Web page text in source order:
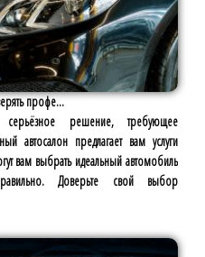
профе...
решение, требующее
автосалон предлагает вам услуги
вам выбрать идеальный автомобиль
Доверьте свой выбор